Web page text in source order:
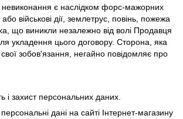
є наслідком форс-мажорних
військові дії, землетрус, повінь, пожежа
що виникли незалежно від волі Продавця
укладення цього договору. Сторона, яка
зобов'язання, негайно повідомляє про
і захист персональних даних.
дані на сайті Інтернет-магазину